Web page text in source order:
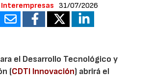
31/07/2026
el Desarrollo Tecnológico y
(CDTI Innovación) abrirá el